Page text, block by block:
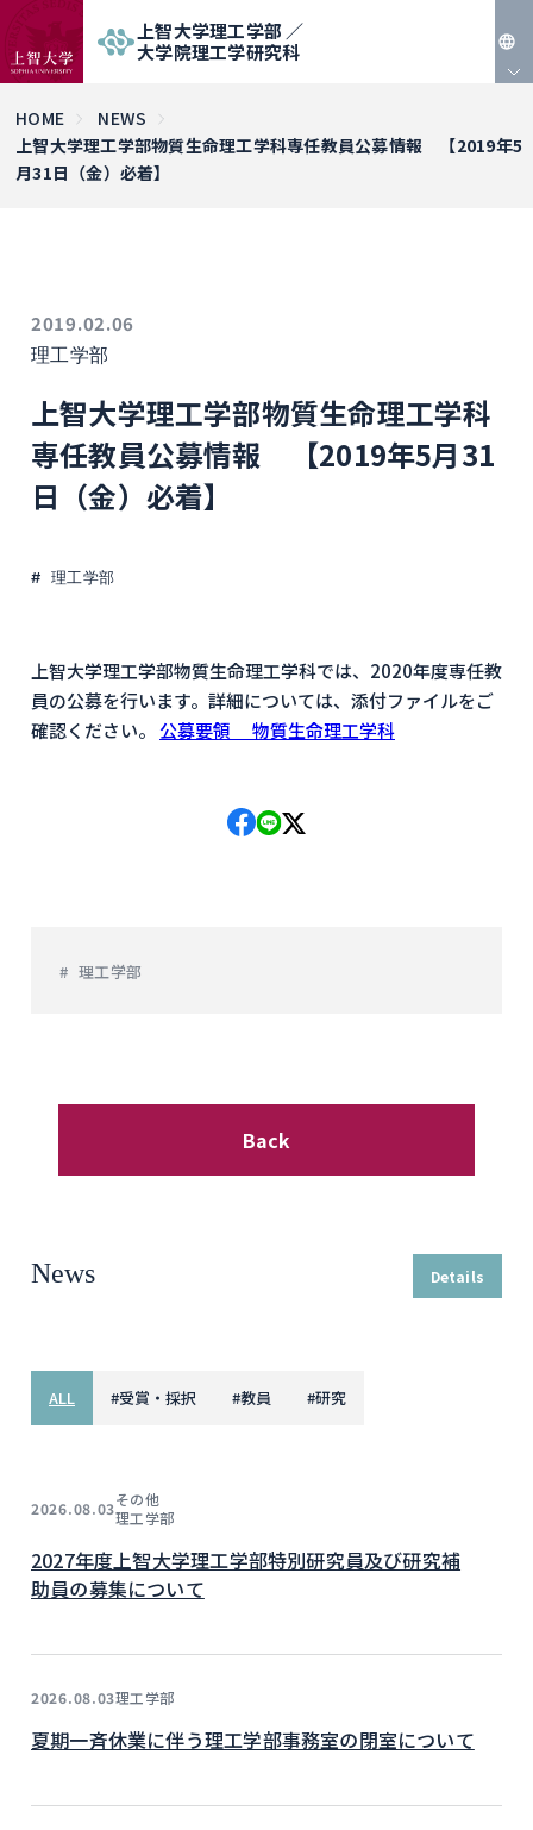
上智大学理工学部 ／
大学院理工学研究科
EN
HOME
NEWS
上智大学理工学部物質生命理工学科専任教員公募情報 【2019年5
月31日（金）必着】
2019.02.06
理工学部
上智大学理工学部物質生命理工学科
専任教員公募情報 【2019年5月31
日（金）必着】
理工学部
上智大学理工学部物質生命理工学科では、2020年度専任教
員の公募を行います。詳細については、添付ファイルをご
確認ください。 公募要領 物質生命理工学科
理工学部
Back
News Details
ALL #受賞・採択 #教員 #研究
2026.08.03その他
理工学部
2027年度上智大学理工学部特別研究員及び研究補
助員の募集について
2026.08.03理工学部
夏期一斉休業に伴う理工学部事務室の閉室について